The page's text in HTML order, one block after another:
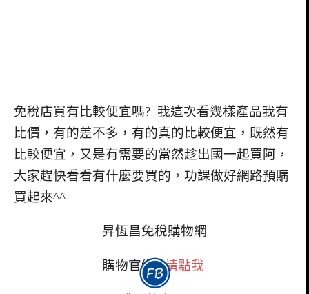
免稅店買有比較便宜嗎? 我這次看幾樣產品我有
比價，有的差不多，有的真的比較便宜，既然有
比較便宜，又是有需要的當然趁出國一起買阿，
大家趕快看看有什麼要買的，功課做好網路預購
買起來^^
昇恆昌免稅購物網
購物官網:請點我